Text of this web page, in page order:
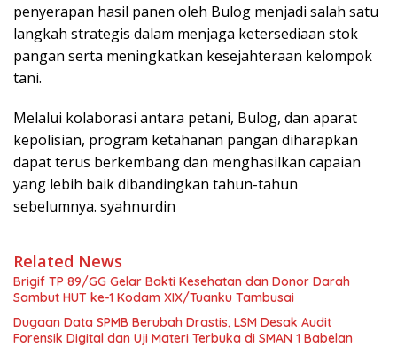
penyerapan hasil panen oleh Bulog menjadi salah satu
langkah strategis dalam menjaga ketersediaan stok
pangan serta meningkatkan kesejahteraan kelompok
tani.
Melalui kolaborasi antara petani, Bulog, dan aparat
kepolisian, program ketahanan pangan diharapkan
dapat terus berkembang dan menghasilkan capaian
yang lebih baik dibandingkan tahun-tahun
sebelumnya. syahnurdin
Related News
Brigif TP 89/GG Gelar Bakti Kesehatan dan Donor Darah
Sambut HUT ke-1 Kodam XIX/Tuanku Tambusai
Dugaan Data SPMB Berubah Drastis, LSM Desak Audit
Forensik Digital dan Uji Materi Terbuka di SMAN 1 Babelan